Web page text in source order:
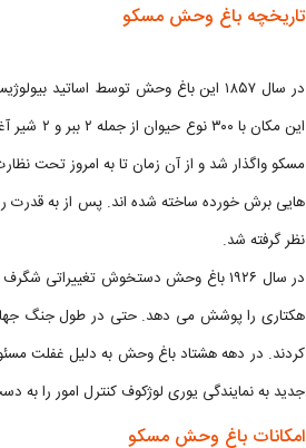
تاریخچه باغ وحش مسکو
در سال ۱۸۵۷ این باغ وحش توسط
مسکو واگذار شد و از آن زمان تا به امروز تحت
هایی برش خورده ساخته شده اند. پس از به قدرت
نظر گرفته شد.
جدید به نمایندگی یوری لوژکوف کنترل امور را
امکانات باغ وحش مسکو